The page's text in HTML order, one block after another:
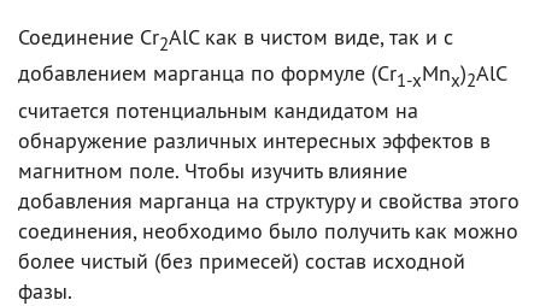
Соединение Cr2AlC как в чистом виде, так и с
добавлением марганца по формуле (Cr1-xMnx)2AlC
считается потенциальным кандидатом на
обнаружение различных интересных эффектов в
магнитном поле. Чтобы изучить влияние
добавления марганца на структуру и свойства этого
соединения, необходимо было получить как можно
более чистый (без примесей) состав исходной
фазы.